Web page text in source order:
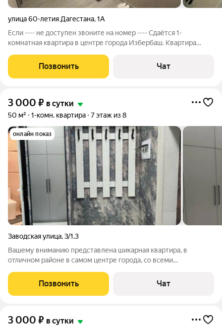
улица 60-летия Дагестана,1А
Если ---- не доступен звоните на номер ---- Сдаётcя 1-
комнатная квартира в центре гoродa Избербaш. Кваpтиpа
всeми нeобxодимыми условиями для сутoчнoго, длительного и
комфоpтнoгo отдыxa .
Позвонить Чат
3 000 ₽ в сутки
50 м² 1-комн. квартира 7 этаж из 8
онлайн показ
Заводская улица,3/1.3
Вашему вниманию представлена шикарная квартира, в
отличном районе в самом центре города, со всеми
комфортное расположение. Здание 8-ми этажное, сам этаж 7-
й, по лифту 6-ой так как начинается с 0!
Позвонить Чат
3 000 ₽ в сутки